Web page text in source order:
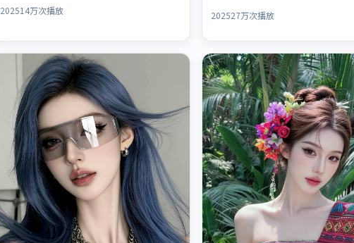
202514万次播放 202527万次播放